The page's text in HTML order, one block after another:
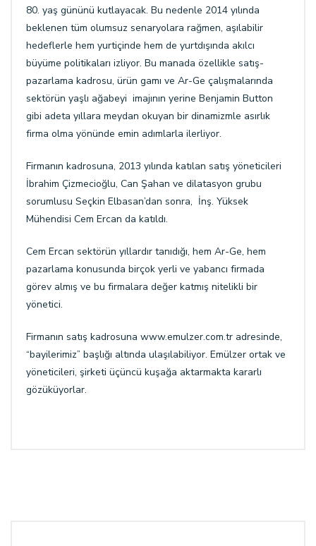
80. yaş gününü kutlayacak. Bu nedenle 2014 yılında
beklenen tüm olumsuz senaryolara rağmen, aşılabilir
hedeflerle hem yurtiçinde hem de yurtdışında akılcı
büyüme politikaları izliyor. Bu manada özellikle satış-
pazarlama kadrosu, ürün gamı ve Ar-Ge çalışmalarında
sektörün yaşlı ağabeyi imajının yerine Benjamin Button
gibi adeta yıllara meydan okuyan bir dinamizmle asırlık
firma olma yönünde emin adımlarla ilerliyor.
Firmanın kadrosuna, 2013 yılında katılan satış yöneticileri
İbrahim Çizmecioğlu, Can Şahan ve dilatasyon grubu
sorumlusu Seçkin Elbasan’dan sonra, İnş. Yüksek
Mühendisi Cem Ercan da katıldı.
Cem Ercan sektörün yıllardır tanıdığı, hem Ar-Ge, hem
pazarlama konusunda birçok yerli ve yabancı firmada
görev almış ve bu firmalara değer katmış nitelikli bir
yönetici.
Firmanın satış kadrosuna www.emulzer.com.tr adresinde,
“bayilerimiz” başlığı altında ulaşılabiliyor. Emülzer ortak ve
yöneticileri, şirketi üçüncü kuşağa aktarmakta kararlı
gözüküyorlar.